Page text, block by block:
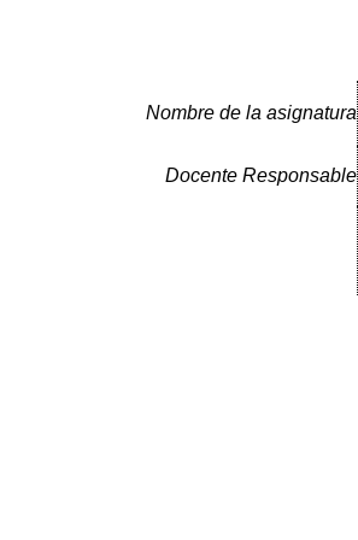
Nombre de la asignatura
Docente Responsable